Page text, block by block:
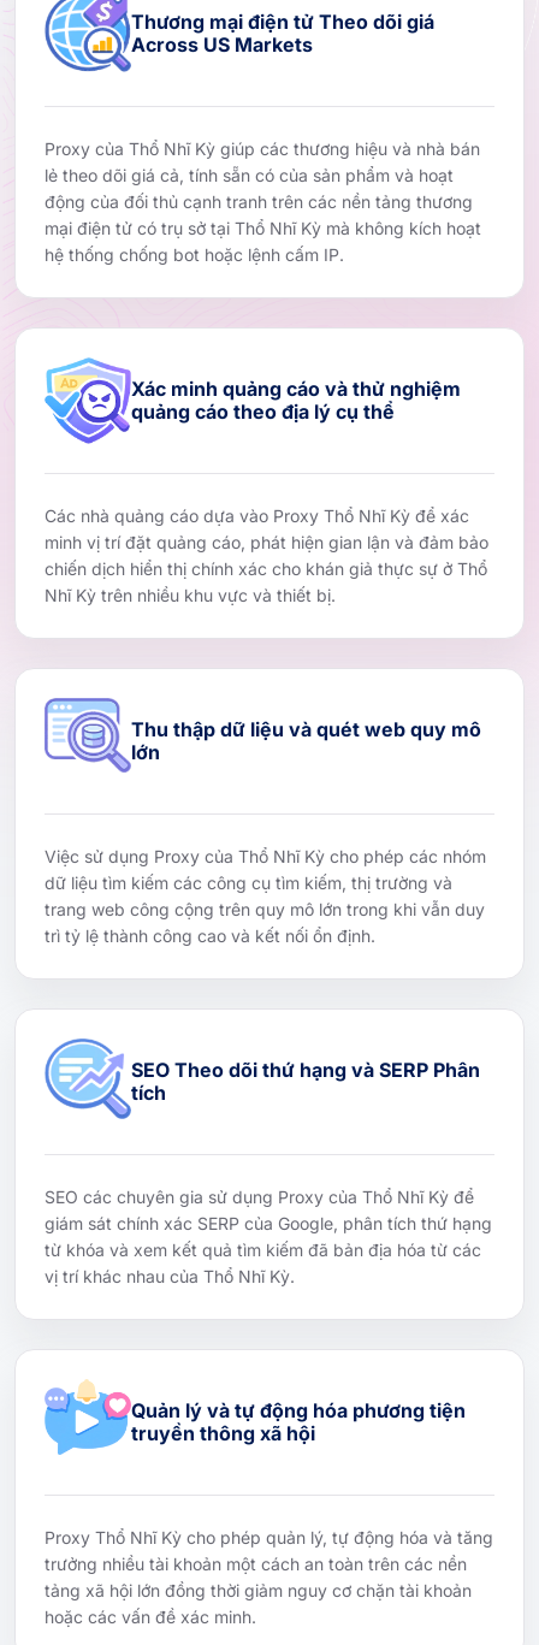
Thương mại điện tử Theo dõi giá
Across US Markets
Proxy của Thổ Nhĩ Kỳ giúp các thương hiệu và nhà bán
lẻ theo dõi giá cả, tính sẵn có của sản phẩm và hoạt
động của đối thủ cạnh tranh trên các nền tảng thương
mại điện tử có trụ sở tại Thổ Nhĩ Kỳ mà không kích hoạt
hệ thống chống bot hoặc lệnh cấm IP.
Xác minh quảng cáo và thử nghiệm
quảng cáo theo địa lý cụ thể
Các nhà quảng cáo dựa vào Proxy Thổ Nhĩ Kỳ để xác
minh vị trí đặt quảng cáo, phát hiện gian lận và đảm bảo
chiến dịch hiển thị chính xác cho khán giả thực sự ở Thổ
Nhĩ Kỳ trên nhiều khu vực và thiết bị.
Thu thập dữ liệu và quét web quy mô
lớn
Việc sử dụng Proxy của Thổ Nhĩ Kỳ cho phép các nhóm
dữ liệu tìm kiếm các công cụ tìm kiếm, thị trường và
trang web công cộng trên quy mô lớn trong khi vẫn duy
trì tỷ lệ thành công cao và kết nối ổn định.
SEO Theo dõi thứ hạng và SERP Phân
tích
SEO các chuyên gia sử dụng Proxy của Thổ Nhĩ Kỳ để
giám sát chính xác SERP của Google, phân tích thứ hạng
từ khóa và xem kết quả tìm kiếm đã bản địa hóa từ các
vị trí khác nhau của Thổ Nhĩ Kỳ.
Quản lý và tự động hóa phương tiện
truyền thông xã hội
Proxy Thổ Nhĩ Kỳ cho phép quản lý, tự động hóa và tăng
trưởng nhiều tài khoản một cách an toàn trên các nền
tảng xã hội lớn đồng thời giảm nguy cơ chặn tài khoản
hoặc các vấn đề xác minh.